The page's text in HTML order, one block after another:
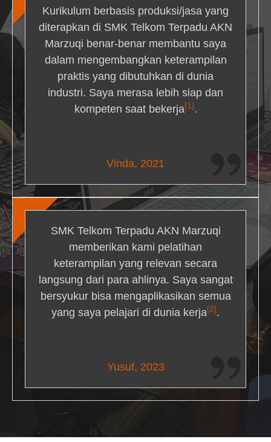
Kurikulum berbasis produksi/jasa yang
diterapkan di SMK Telkom Terpadu AKN
Marzuqi benar-benar membantu saya
dalam mengembangkan keterampilan
praktis yang dibutuhkan di dunia
industri. Saya merasa lebih siap dan
kompeten saat bekerja[1] .
Vinda, 2021
SMK Telkom Terpadu AKN Marzuqi
memberikan kami pelatihan
keterampilan yang relevan secara
langsung dari para ahlinya. Saya sangat
bersyukur bisa mengaplikasikan semua
yang saya pelajari di dunia kerja[2] .
Yusuf, 2023